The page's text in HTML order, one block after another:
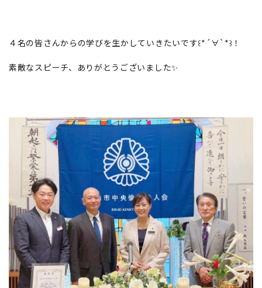
４名の皆さんからの学びを生かしていきたいです꒰*´∀`*꒱！
素敵なスピーチ、ありがとうございました✨